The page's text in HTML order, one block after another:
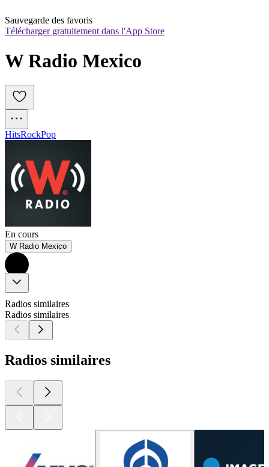
Sauvegarde des favoris
Télécharger gratuitement dans l'App Store
W Radio Mexico
HitsRockPop
En cours
W Radio Mexico
Radios similaires
Radios similaires
Radios similaires